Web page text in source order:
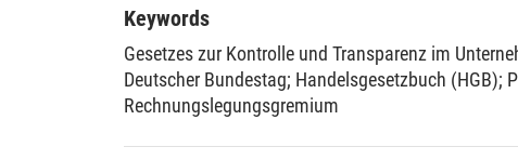
privatrechtlich organisierter Standardsetzer wurde
Rechnungslegungs Standards Committee (DRSC)
Keywords
Gesetzes zur Kontrolle und Transparenz im
Deutscher Bundestag; Handelsgesetzbuch (HGB);
Rechnungslegungsgremium